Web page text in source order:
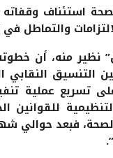
استئناف وقفاته
في تنفيذ اتفاق
نظير منه، أن
الطارئ يوم 10 نوفمبر
للقوانين
فبعد حوالي